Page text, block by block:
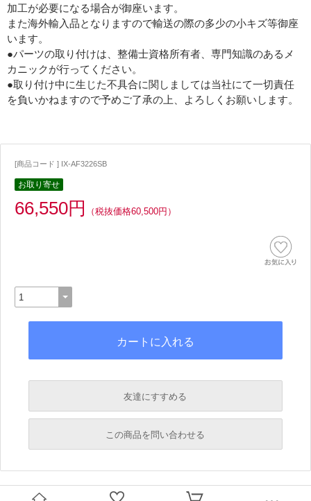
加工が必要になる場合が御座います。
また海外輸入品となりますので輸送の際の多少の小キズ等御座
います。
●パーツの取り付けは、整備士資格所有者、専門知識のあるメ
カニックが行ってください。
●取り付け中に生じた不具合に関しましては当社にて一切責任
を負いかねますので予めご了承の上、よろしくお願いします。
[商品コード ] IX-AF3226SB
お取り寄せ
66,550円 （税抜価格60,500円）
友達にすすめる
必須
この商品を問い合わせる